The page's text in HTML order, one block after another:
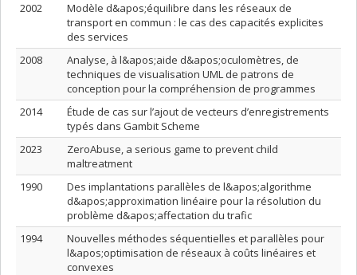
2002
Modèle d&apos;équilibre dans les réseaux de
transport en commun : le cas des capacités explicites
des services
2008
Analyse, à l&apos;aide d&apos;oculomètres, de
techniques de visualisation UML de patrons de
conception pour la compréhension de programmes
2014
Étude de cas sur l’ajout de vecteurs d’enregistrements
typés dans Gambit Scheme
2023
ZeroAbuse, a serious game to prevent child
maltreatment
1990
Des implantations parallèles de l&apos;algorithme
d&apos;approximation linéaire pour la résolution du
problème d&apos;affectation du trafic
1994
Nouvelles méthodes séquentielles et parallèles pour
l&apos;optimisation de réseaux à coûts linéaires et
convexes